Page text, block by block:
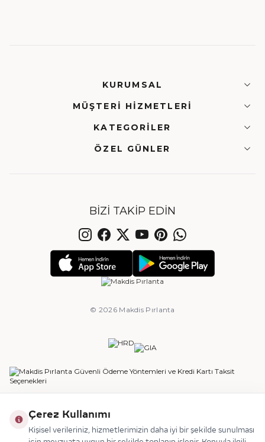
KURUMSAL
MÜŞTERI HIZMETLERI
KATEGORILER
ÖZEL GÜNLER
© 2026 Makdis Pırlanta
BIZI TAKIP EDIN
Ajanstek E-Ticaret Danışmanlığı Tarafından Yapılmıştır.
Çerez Kullanımı
Kişisel verileriniz, hizmetlerimizin daha iyi bir şekilde sunulması